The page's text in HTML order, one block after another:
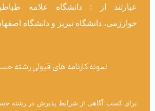
عبارتند از : دانشگاه علامه
خوارزمی، دانشگاه تبریز و دانشگاه
نمونه کارنامه های قبولی رشته
برای کسب آگاهی از شرایط پذیرش در رشته